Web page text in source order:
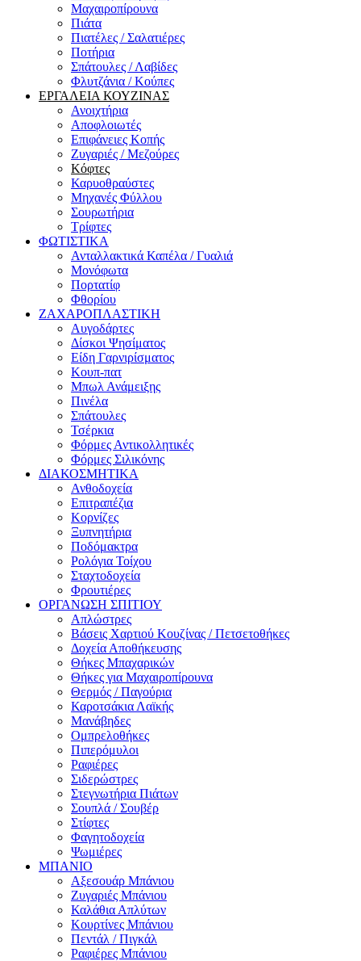
Μαχαιροπίρουνα
Πιάτα
Πιατέλες / Σαλατιέρες
Ποτήρια
Σπάτουλες / Λαβίδες
Φλυτζάνια / Κούπες
ΕΡΓΑΛΕΙΑ ΚΟΥΖΙΝΑΣ
Ανοιχτήρια
Αποφλοιωτές
Επιφάνειες Κοπής
Ζυγαριές / Μεζούρες
Κόφτες
Καρυοθραύστες
Μηχανές Φύλλου
Σουρωτήρια
Τρίφτες
ΦΩΤΙΣΤΙΚΑ
Ανταλλακτικά Καπέλα / Γυαλιά
Μονόφωτα
Πορτατίφ
Φθορίου
ΖΑΧΑΡΟΠΛΑΣΤΙΚΗ
Αυγοδάρτες
Δίσκοι Ψησίματος
Είδη Γαρνιρίσματος
Κουπ-πατ
Μπωλ Ανάμειξης
Πινέλα
Σπάτουλες
Τσέρκια
Φόρμες Αντικολλητικές
Φόρμες Σιλικόνης
ΔΙΑΚΟΣΜΗΤΙΚΑ
Ανθοδοχεία
Επιτραπέζια
Κορνίζες
Ξυπνητήρια
Ποδόμακτρα
Ρολόγια Τοίχου
Σταχτοδοχεία
Φρουτιέρες
ΟΡΓΑΝΩΣΗ ΣΠΙΤΙΟΥ
Απλώστρες
Βάσεις Χαρτιού Κουζίνας / Πετσετοθήκες
Δοχεία Αποθήκευσης
Θήκες Μπαχαρικών
Θήκες για Μαχαιροπίρουνα
Θερμός / Παγούρια
Καροτσάκια Λαϊκής
Μανάβηδες
Ομπρελοθήκες
Πιπερόμυλοι
Ραφιέρες
Σιδερώστρες
Στεγνωτήρια Πιάτων
Σουπλά / Σουβέρ
Στίφτες
Φαγητοδοχεία
Ψωμιέρες
ΜΠΑΝΙΟ
Αξεσουάρ Μπάνιου
Ζυγαριές Μπάνιου
Καλάθια Απλύτων
Κουρτίνες Μπάνιου
Πεντάλ / Πιγκάλ
Ραφιέρες Μπάνιου